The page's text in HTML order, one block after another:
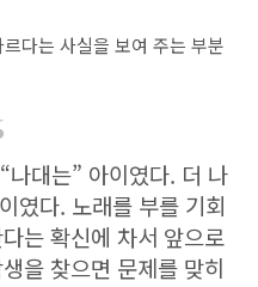
다는 사실을 보여 주는 부분
나대는” 아이였다. 더 나
였다. 노래를 부를 기회
는 확신에 차서 앞으로
을 찾으면 문제를 맞히